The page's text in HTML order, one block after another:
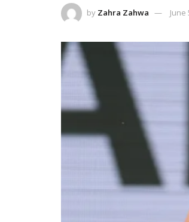
by Zahra Zahwa June